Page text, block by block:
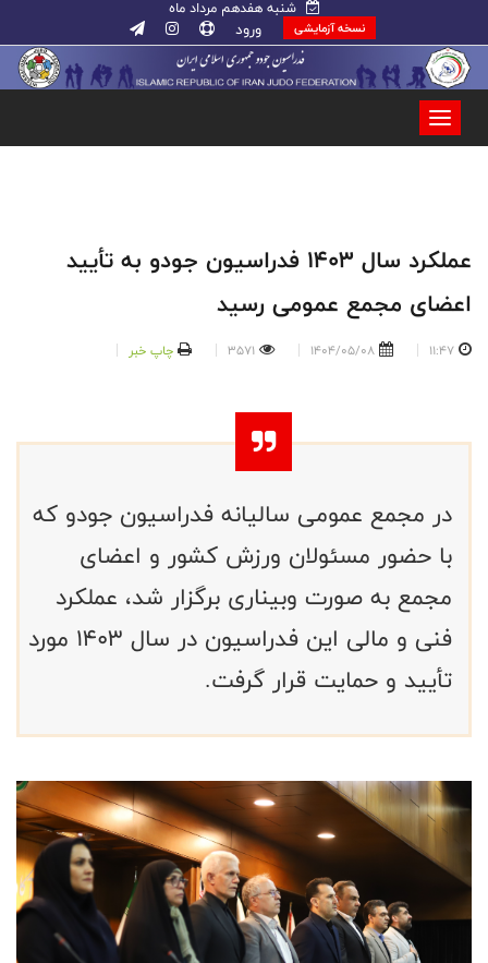
شنبه هفدهم مرداد ماه
نسخه آزمایشی ورود
عملکرد سال ۱۴۰۳ فدراسیون جودو به تأیید
اعضای مجمع عمومی رسید
11:47
1404/05/08
3571 چاپ خبر
در مجمع عمومی سالیانه فدراسیون جودو که
با حضور مسئولان ورزش کشور و اعضای
مجمع به صورت وبیناری برگزار شد، عملکرد
فنی و مالی این فدراسیون در سال ۱۴۰۳ مورد
تأیید و حمایت قرار گرفت.